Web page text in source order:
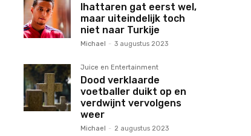
Ihattaren gat eerst wel,
maar uiteindelijk toch
niet naar Turkije
Michael - 3 augustus 2023
Juice en Entertainment
Dood verklaarde
voetballer duikt op en
verdwijnt vervolgens
weer
Michael - 2 augustus 2023